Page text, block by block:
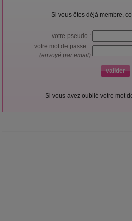
Si vous êtes déjà membre,
votre pseudo :
votre mot de passe :
(envoyé par email)
Si vous avez oublié votre mot